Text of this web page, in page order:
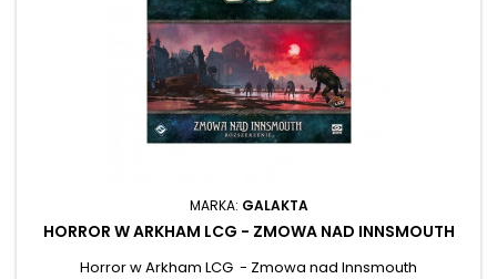
MARKA: GALAKTA
HORROR W ARKHAM LCG - ZMOWA NAD INNSMOUTH
Horror w Arkham LCG - Zmowa nad Innsmouth